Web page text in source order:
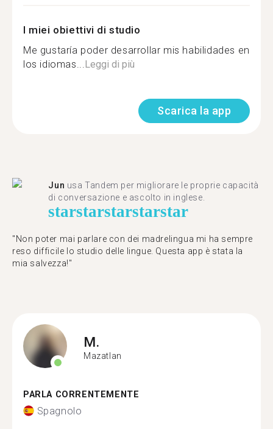
I miei obiettivi di studio
Me gustaría poder desarrollar mis habilidades en
los idiomas...Leggi di più
Scarica la app
Jun usa Tandem per migliorare le proprie capacità
di conversazione e ascolto in inglese.
starstarstarstarstar
"Non poter mai parlare con dei madrelingua mi ha sempre
reso difficile lo studio delle lingue. Questa app è stata la
mia salvezza!"
M.
Mazatlan
PARLA CORRENTEMENTE
Spagnolo